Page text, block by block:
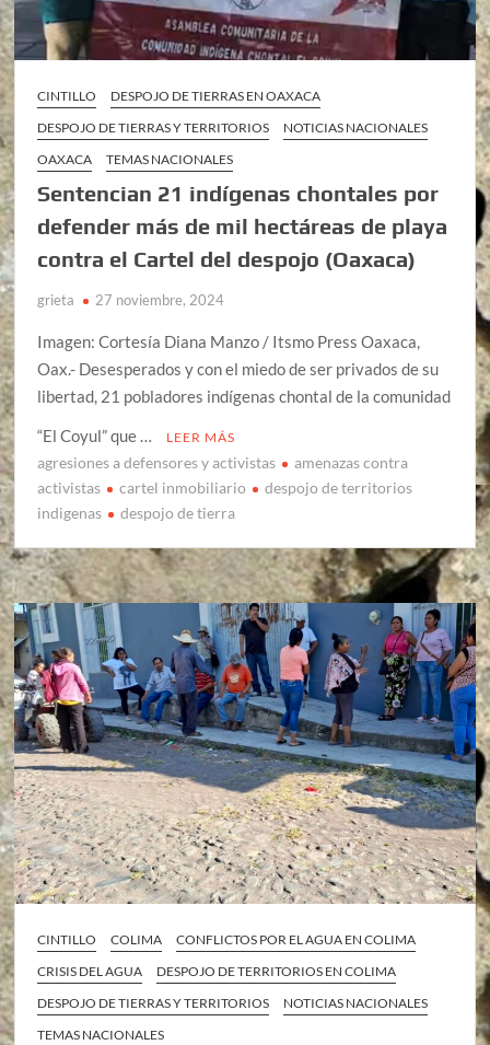
CINTILLO
DESPOJO DE TIERRAS EN OAXACA
DESPOJO DE TIERRAS Y TERRITORIOS
NOTICIAS NACIONALES
OAXACA
TEMAS NACIONALES
Sentencian 21 indígenas chontales por
defender más de mil hectáreas de playa
contra el Cartel del despojo (Oaxaca)
grieta 27 noviembre, 2024
Imagen: Cortesía Diana Manzo / Itsmo Press Oaxaca,
Oax.- Desesperados y con el miedo de ser privados de su
libertad, 21 pobladores indígenas chontal de la comunidad
“El Coyul” que …
LEER MÁS
agresiones a defensores y activistas
amenazas contra
activistas
cartel inmobiliario
despojo de territorios
indigenas
despojo de tierra
CINTILLO COLIMA
CONFLICTOS POR EL AGUA EN COLIMA
CRISIS DEL AGUA
DESPOJO DE TERRITORIOS EN COLIMA
DESPOJO DE TIERRAS Y TERRITORIOS
NOTICIAS NACIONALES
TEMAS NACIONALES